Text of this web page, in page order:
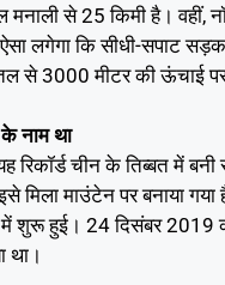
मनाली से 25 किमी है। वहीं,
लगेगा कि सीधी-सपाट
से 3000 मीटर की ऊंचाई
के नाम था
चीन के तिब्बत में बनी
मिला माउंटेन पर बनाया
शुरू हुई। 24 दिसंबर 2019
था।